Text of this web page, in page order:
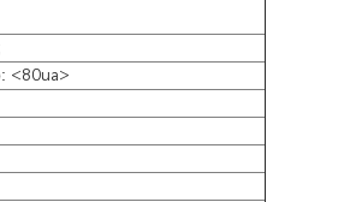
<80ua>